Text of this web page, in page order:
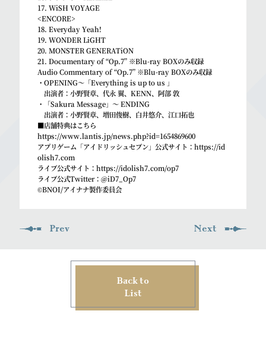
17. WiSH VOYAGE
<ENCORE>
18. Everyday Yeah!
19. WONDER LiGHT
20. MONSTER GENERATiON
21. Documentary of “Op.7” ※Blu-ray BOXのみ収録
Audio Commentary of “Op.7” ※Blu-ray BOXのみ収録
・OPENING～「Everything is up to us 」
出演者：小野賢章、代永 翼、KENN、阿部 敦
・「Sakura Message」～ ENDING
出演者：小野賢章、増田俊樹、白井悠介、江口拓也
■店舗特典はこちら
https://www.lantis.jp/news.php?id=1654869600
アプリゲーム「アイドリッシュセブン」公式サイト： https://id
olish7.com
ライブ公式サイト： https://idolish7.com/op7
ライブ公式Twitter： @iD7_Op7
©BNOI/アイナナ製作委員会
Prev Next
Back to
List